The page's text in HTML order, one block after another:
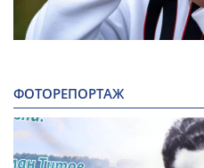
ФОТОРЕПОРТАЖ